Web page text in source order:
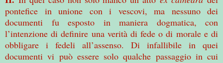
pontefice in unione con i vescovi, ma nessuno dei
documenti fu esposto in maniera dogmatica, con
l’intenzione di definire una verità di fede o di morale e di
obbligare i fedeli all’assenso. Di infallibile in quei
documenti vi può essere solo qualche passaggio in cui